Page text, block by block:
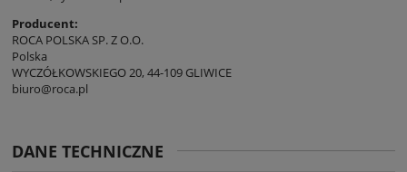
Producent:
ROCA POLSKA SP. Z O.O.
Polska
WYCZÓŁKOWSKIEGO 20, 44-109 GLIWICE
biuro@roca.pl
DANE TECHNICZNE